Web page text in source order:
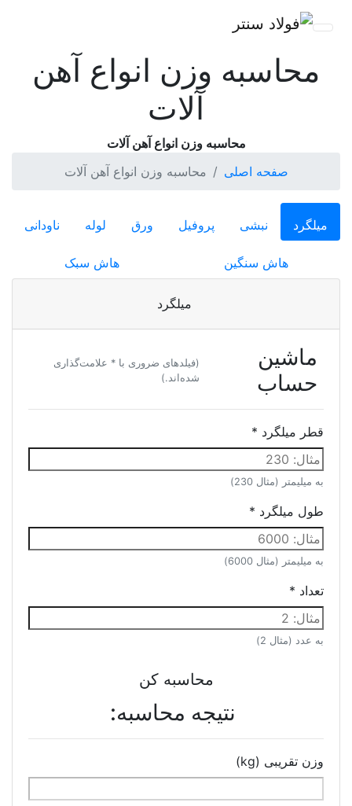
محاسبه وزن انواع آهن
آلات
محاسبه وزن انواع آهن آلات
صفحه اصلی
محاسبه وزن انواع آهن آلات
میلگرد نبشی پروفیل ورق لوله ناودانی
هاش سنگین هاش سبک
میلگرد
ماشین
حساب
(فیلدهای ضروری با * علامت‌گذاری
شده‌اند.)
قطر میلگرد *
به میلیمتر (مثال 230)
طول میلگرد *
به میلیمتر (مثال 6000)
تعداد *
به عدد (مثال 2)
محاسبه کن
نتیجه محاسبه:
وزن تقریبی (kg)